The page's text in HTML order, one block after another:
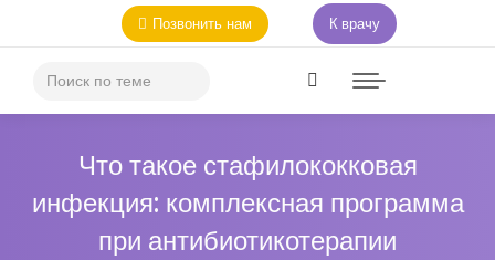
Позвонить нам К врачу
Что такое стафилококковая
инфекция: комплексная программа
при антибиотикотерапии